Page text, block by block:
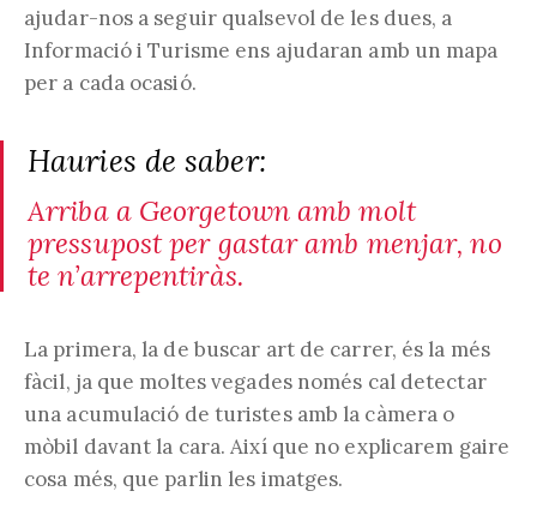
ajudar-nos a seguir qualsevol de les dues, a
Informació i Turisme ens ajudaran amb un mapa
per a cada ocasió.
Hauries de saber:
Arriba a Georgetown amb molt
pressupost per gastar amb menjar, no
te n’arrepentiràs.
La primera, la de buscar art de carrer, és la més
fàcil, ja que moltes vegades només cal detectar
una acumulació de turistes amb la càmera o
mòbil davant la cara. Així que no explicarem gaire
cosa més, que parlin les imatges.